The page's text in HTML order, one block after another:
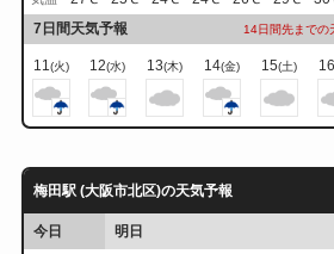
7日間天気予報 14日間先までの
11(火) 12(水) 13(木) 14(金) 15(土) 16
梅田駅 (大阪市北区)の天気予報
今日 明日